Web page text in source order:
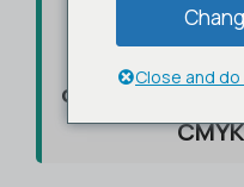
Быстро
принтера с
страниц в
Close and